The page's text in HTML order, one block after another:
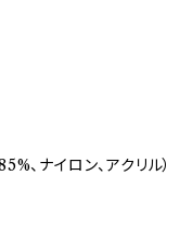
、ナイロン、アクリル）